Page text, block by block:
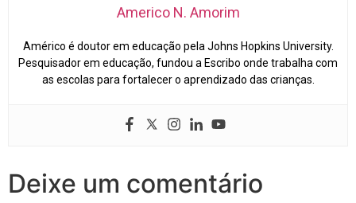
Americo N. Amorim
Américo é doutor em educação pela Johns Hopkins University.
Pesquisador em educação, fundou a Escribo onde trabalha com
as escolas para fortalecer o aprendizado das crianças.
Deixe um comentário